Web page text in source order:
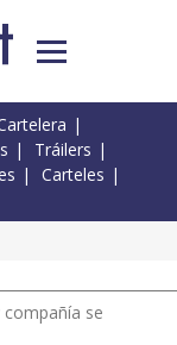
Tráilers
Carteles
compañía se